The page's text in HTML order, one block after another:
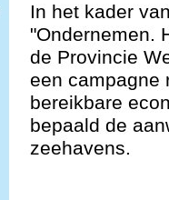
In het kader
"Ondernemen.
de Provincie
een campagne
bereikbare
bepaald de
zeehavens.